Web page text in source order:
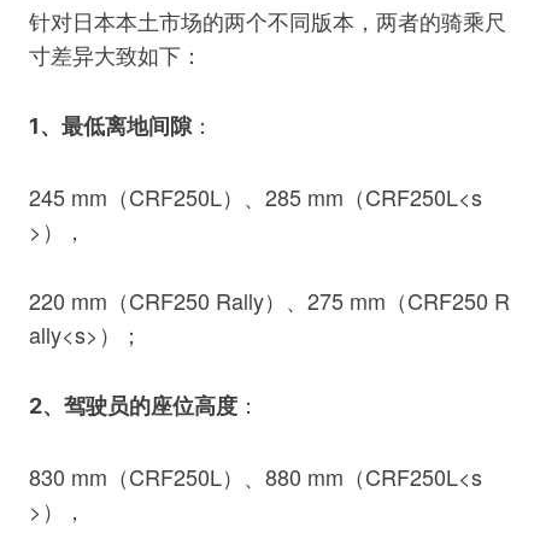
针对日本本土市场的两个不同版本，两者的骑乘尺
寸差异大致如下：
1、最低离地间隙：
245 mm（CRF250L）、285 mm（CRF250L<s
>），
220 mm（CRF250 Rally）、275 mm（CRF250 R
ally<s>）；
2、驾驶员的座位高度 ：
830 mm（CRF250L）、880 mm（CRF250L<s
>），